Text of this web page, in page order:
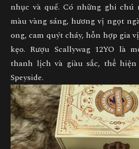
nhục và quế. Có những ghi chú
màu vàng sáng, hương vị ngọt
ong, cam quýt cháy, hỗn hợp gia
kẹo. Rượu Scallywag 12YO là
thanh lịch và giàu sắc, thể
Speyside.